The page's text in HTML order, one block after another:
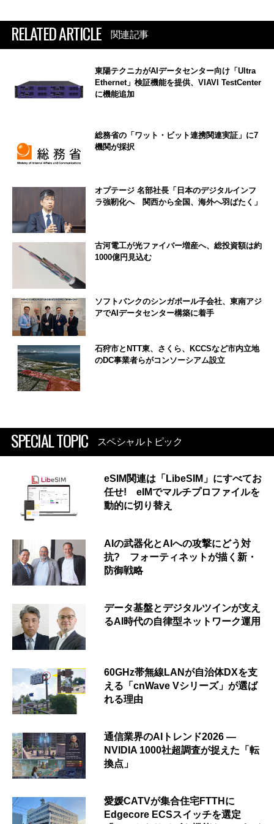
RELATED ARTICLE 関連記事
東陽テクニカがAIデータセンター向け「Ultra
Ethernet」検証機能を提供、VIAVI TestCenter
に機能追加
総務省の「ワット・ビット連携関連実証」に7
機関が採択
オプテージ 名部社長「日本のデジタルインフ
ラ強靭化へ 関西から全国、海外へ羽ばたく」
古河電工が光ファイバー増産へ、総投資額は約
1000億円見込む
ソフトバンクのシンガポール子会社、東南アジ
アでAIデータセンター構築に着手
石狩市とNTT東、さくら、KCCSなど市内立地
のDC事業者らがコンソーシアム設立
SPECIAL TOPIC スペシャルトピック
eSIM関連は「LibeSIM」にすべてお
任せ! eIMでマルチプロファイルを
動的に切り替え
AIの武器化とAIへの攻撃にどう対
抗? フォーティネットが描く新・
防御戦略
データ基盤とデジタルツインが支え
るAI時代の自律型ネットワーク運用
60GHz帯無線LANが自治体DXを支
える「cnWave Vシリーズ」が選ば
れる理由
通信業界のAIトレンド2026 ―
NVIDIA 1000社超調査が捉えた「転
換点」
愛媛CATVが集合住宅FTTHに
Edgecore ECSスイッチを選定